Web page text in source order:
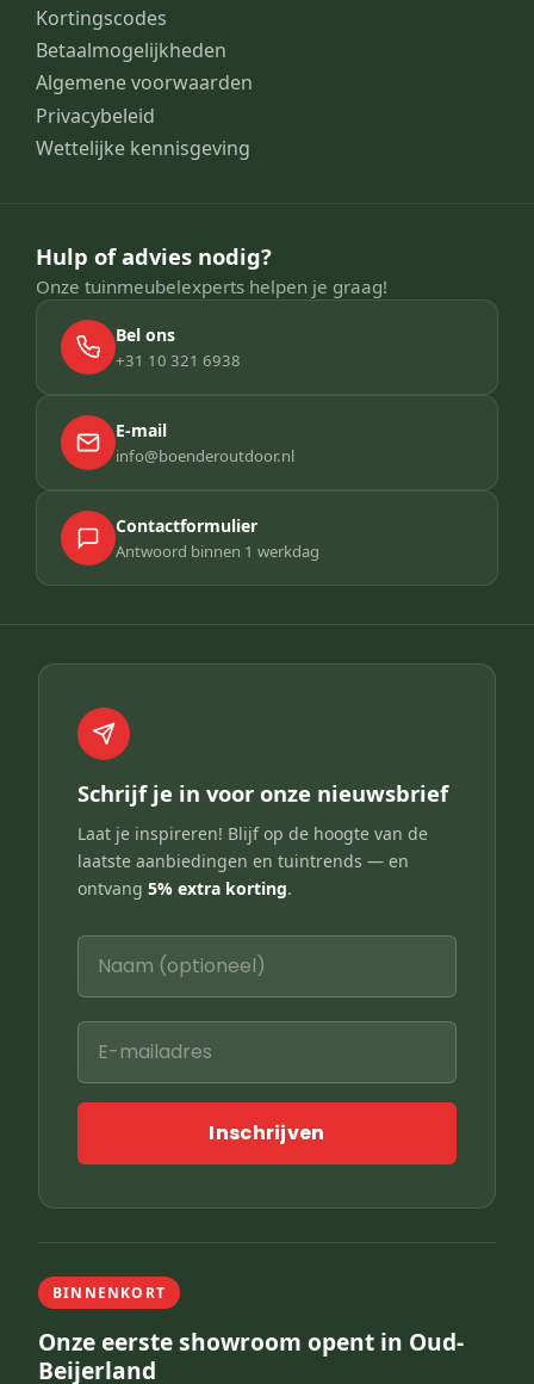
Kortingscodes
Betaalmogelijkheden
Algemene voorwaarden
Privacybeleid
Wettelijke kennisgeving
Hulp of advies nodig?
Onze tuinmeubelexperts helpen je graag!
Bel ons
+31 10 321 6938
E-mail
info@boenderoutdoor.nl
Contactformulier
Antwoord binnen 1 werkdag
Schrijf je in voor onze nieuwsbrief
Laat je inspireren! Blijf op de hoogte van de
laatste aanbiedingen en tuintrends — en
ontvang 5% extra korting.
Inschrijven
BINNENKORT
Onze eerste showroom opent in Oud-
Beijerland